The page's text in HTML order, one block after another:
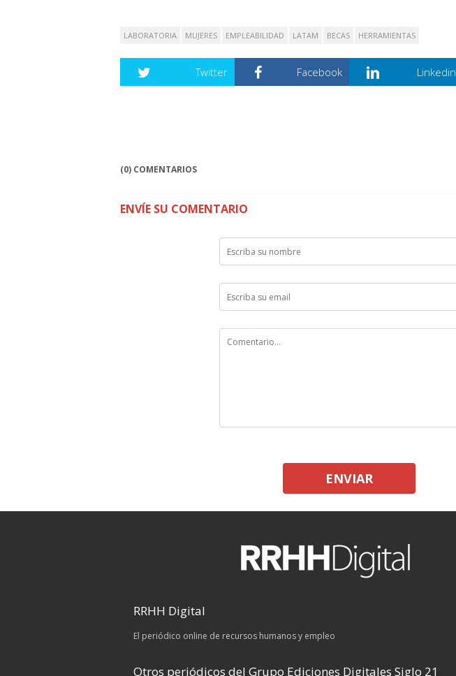
LABORATORIA MUJERES EMPLEABILIDAD LATAM BECAS HERRAMIENTAS
Twitter Facebook Linkedin
(0) COMENTARIOS
ENVÍE SU COMENTARIO
ENVIAR
RRHH Digital
El periódico online de recursos humanos y empleo
Otros periódicos del Grupo Ediciones Digitales Siglo 21